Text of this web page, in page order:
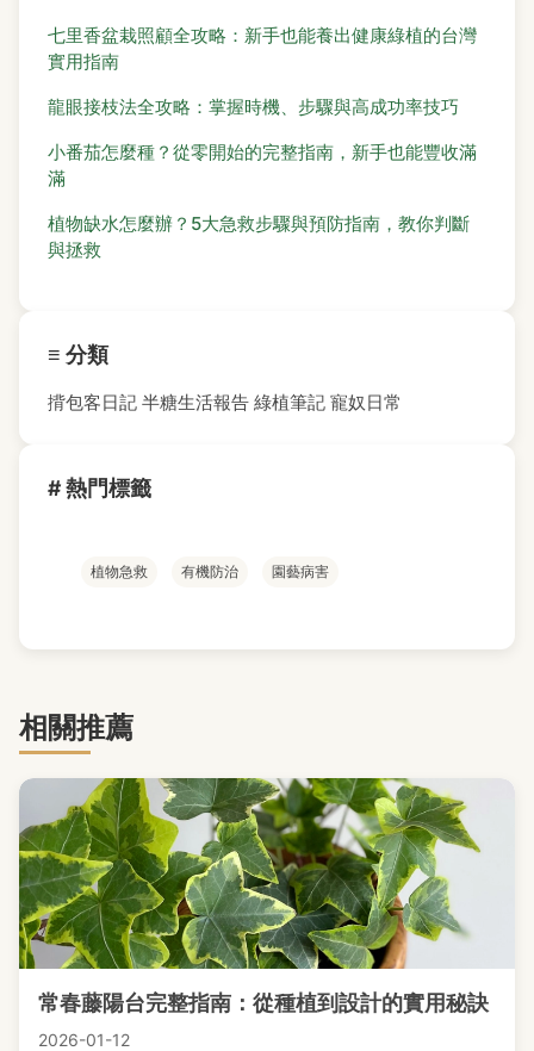
七里香盆栽照顧全攻略：新手也能養出健康綠植的台灣
實用指南
龍眼接枝法全攻略：掌握時機、步驟與高成功率技巧
小番茄怎麼種？從零開始的完整指南，新手也能豐收滿
滿
植物缺水怎麼辦？5大急救步驟與預防指南，教你判斷
與拯救
≡ 分類
揹包客日記 半糖生活報告 綠植筆記 寵奴日常
# 熱門標籤
植物急救 有機防治 園藝病害
相關推薦
常春藤陽台完整指南：從種植到設計的實用秘訣
2026-01-12